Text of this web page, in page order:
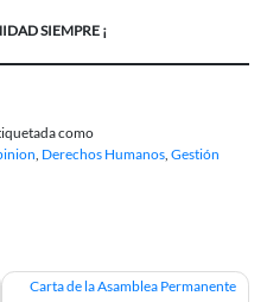
SIEMPRE ¡
como
, Derechos Humanos, Gestión
Carta de la Asamblea Permanente